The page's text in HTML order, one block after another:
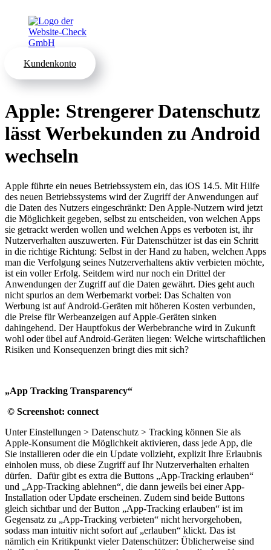
Kundenkonto
Apple: Strengerer Datenschutz
lässt Werbekunden zu Android
wechseln
Apple führte ein neues Betriebssystem ein, das iOS 14.5. Mit Hilfe
des neuen Betriebssystems wird der Zugriff der Anwendungen auf
die Daten des Nutzers eingeschränkt: Den Apple-Nutzern wird jetzt
die Möglichkeit gegeben, selbst zu entscheiden, von welchen Apps
sie getrackt werden wollen und welchen Apps es verboten ist, ihr
Nutzerverhalten auszuwerten. Für Datenschützer ist das ein Schritt
in die richtige Richtung: Selbst in der Hand zu haben, welchen Apps
man die Verfolgung seines Nutzerverhaltens aktiv verbieten möchte,
ist ein voller Erfolg. Seitdem wird nur noch ein Drittel der
Anwendungen der Zugriff auf die Daten gewährt. Dies geht auch
nicht spurlos an dem Werbemarkt vorbei: Das Schalten von
Werbung ist auf Android-Geräten mit höheren Kosten verbunden,
die Preise für Werbeanzeigen auf Apple-Geräten sinken
dahingehend. Der Hauptfokus der Werbebranche wird in Zukunft
wohl oder übel auf Android-Geräten liegen: Welche wirtschaftlichen
Risiken und Konsequenzen bringt dies mit sich?
„App Tracking Transparency“
© Screenshot: connect
Unter Einstellungen > Datenschutz > Tracking können Sie als
Apple-Konsument die Möglichkeit aktivieren, dass jede App, die
Sie installieren oder die ein Update vollzieht, explizit Ihre Erlaubnis
einholen muss, ob diese Zugriff auf Ihr Nutzerverhalten erhalten
dürfen. Dafür gibt es extra die Buttons „App-Tracking erlauben“
und „App-Tracking ablehnen“, die dann jeweils bei einer App-
Installation oder Update erscheinen. Zudem sind beide Buttons
gleich sichtbar und der Button „App-Tracking erlauben“ ist im
Gegensatz zu „App-Tracking verbieten“ nicht hervorgehoben,
sodass man intuitiv nicht sofort auf „erlauben“ klickt. Das ist
nämlich ein Kritikpunkt vieler Datenschützer: Üblicherweise sind